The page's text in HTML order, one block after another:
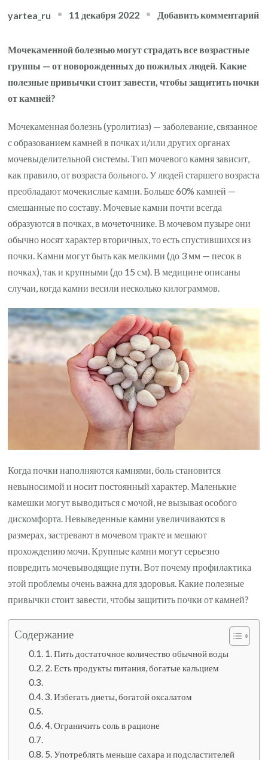
yartea_ru 11 декабря 2022 Добавить комментарийк
Мочекаменной болезнью могут страдать все возрастные
группы — от новорожденных до пожилых людей. Какие
полезные привычки стоит завести, чтобы защитить почки
от камней?
Мочекаменная болезнь (уролитиаз) — заболевание, связанное
с образованием камней в почках и/или других органах
мочевыделительной системы. Тип мочевого камня зависит,
как правило, от возраста больного. У людей старшего возраста
преобладают мочекислые камни. Больше 60% камней —
смешанные по составу. Мочевые камни почти всегда
образуются в почках, в мочеточнике. В мочевом пузыре они
обычно носят характер вторичных, то есть спустившихся из
почки. Камни могут быть как мелкими (до 3 мм — песок в
почках), так и крупными (до 15 см). В медицине описаны
случаи, когда камни весили несколько килограммов.
Когда почки наполняются камнями, боль становится
невыносимой и носит постоянный характер. Маленькие
камешки могут выводиться с мочой, не вызывая особого
дискомфорта. Невыведенные камни увеличиваются в
размерах, застревают в мочевом тракте и мешают
прохождению мочи. Крупные камни могут серьезно
повредить мочевыводящие пути. Вот почему профилактика
этой проблемы очень важна для здоровья. Какие полезные
привычки стоит завести, чтобы защитить почки от камней?
Содержание
1. Пить достаточное количество обычной воды
2. Есть продукты питания, богатые кальцием
3. Избегать диеты, богатой оксалатом
4. Ограничить соль в рационе
5. Употреблять меньше сахара и подсластителей